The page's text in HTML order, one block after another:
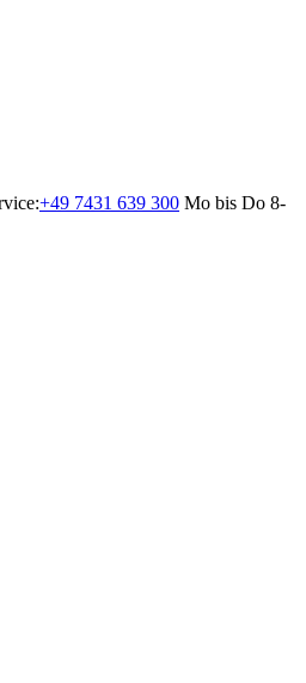
+49 7431 639 300 Mo bis Do 8-